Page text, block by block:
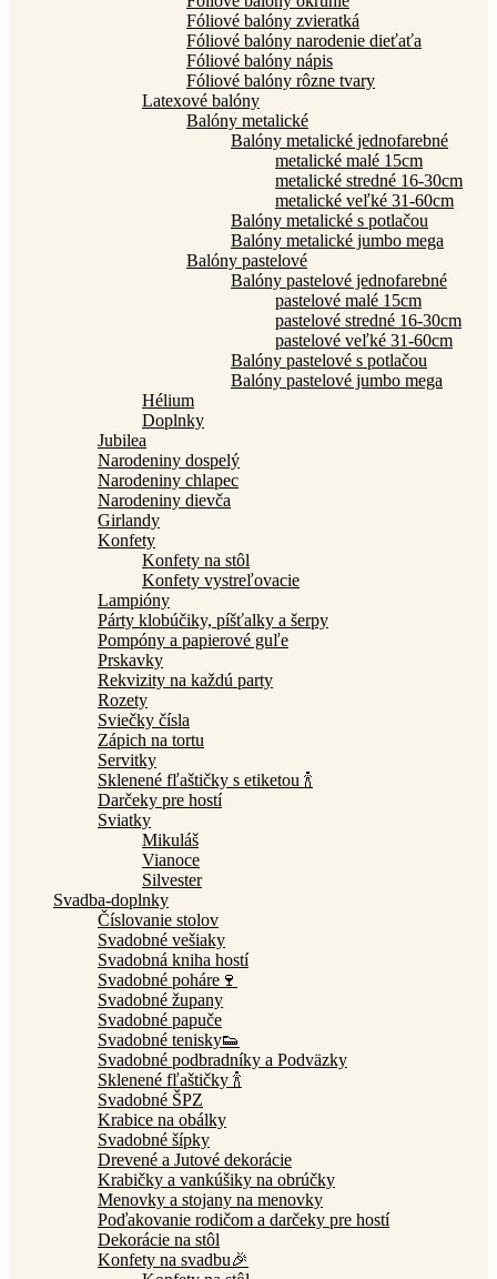
Fóliové balóny zvieratká
Fóliové balóny narodenie dieťaťa
Fóliové balóny nápis
Fóliové balóny rôzne tvary
Latexové balóny
Balóny metalické
Balóny metalické jednofarebné
metalické malé 15cm
metalické stredné 16-30cm
metalické veľké 31-60cm
Balóny metalické s potlačou
Balóny metalické jumbo mega
Balóny pastelové
Balóny pastelové jednofarebné
pastelové malé 15cm
pastelové stredné 16-30cm
pastelové veľké 31-60cm
Balóny pastelové s potlačou
Balóny pastelové jumbo mega
Hélium
Doplnky
Jubilea
Narodeniny dospelý
Narodeniny chlapec
Narodeniny dievča
Girlandy
Konfety
Konfety na stôl
Konfety vystreľovacie
Lampióny
Párty klobúčiky, píšťalky a šerpy
Pompóny a papierové guľe
Prskavky
Rekvizity na každú party
Rozety
Sviečky čísla
Zápich na tortu
Servitky
Sklenené fľaštičky s etiketou 🍾
Darčeky pre hostí
Sviatky
Mikuláš
Vianoce
Silvester
Svadba-doplnky
Číslovanie stolov
Svadobné vešiaky
Svadobná kniha hostí
Svadobné poháre🍷
Svadobné župany
Svadobné papuče
Svadobné tenisky👟
Svadobné podbradníky a Podväzky
Sklenené fľaštičky 🍾
Svadobné ŠPZ
Krabice na obálky
Svadobné šípky
Drevené a Jutové dekorácie
Krabičky a vankúšiky na obrúčky
Menovky a stojany na menovky
Poďakovanie rodičom a darčeky pre hostí
Dekorácie na stôl
Konfety na svadbu🎉